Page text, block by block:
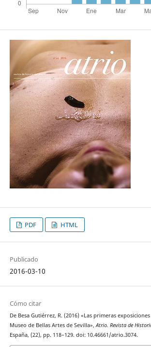
PDF HTML
Publicado
2016-03-10
Cómo citar
De Besa Gutiérrez, R. (2016) «Las primeras
Museo de Bellas Artes de Sevilla»,Atrio. Revista de
España, (22), pp. 118–129. doi: 10.46661/atrio.3074.